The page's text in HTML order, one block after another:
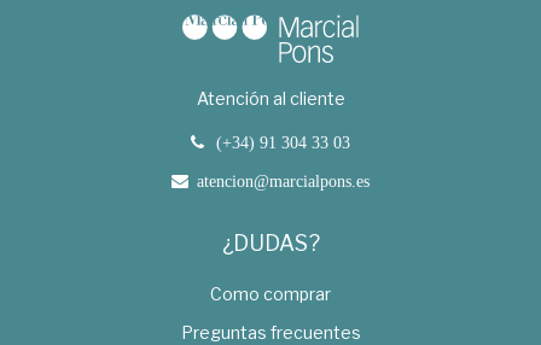
Atención al cliente
(+34) 91 304 33 03
atencion@marcialpons.es
¿DUDAS?
Como comprar
Preguntas frecuentes